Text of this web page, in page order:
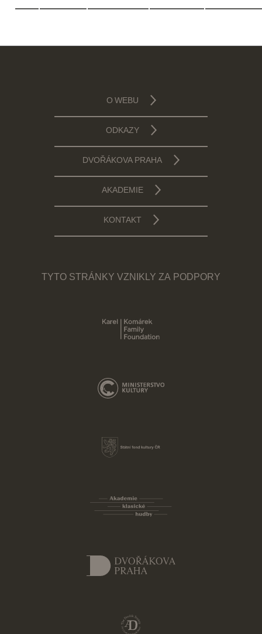
O WEBU
ODKAZY
DVOŘÁKOVA PRAHA
AKADEMIE
KONTAKT
TYTO STRÁNKY VZNIKLY ZA PODPORY